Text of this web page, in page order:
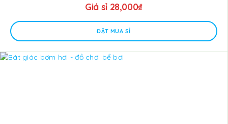
Giá sỉ 28,000₫
ĐẶT MUA SỈ